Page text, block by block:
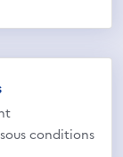
conditions